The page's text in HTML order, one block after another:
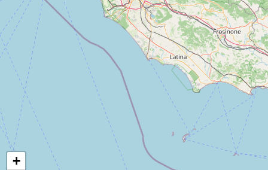
−
Leaflet ©OpenStreetMap contributors